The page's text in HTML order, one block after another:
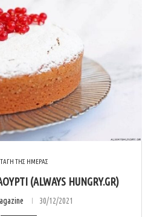
ΤΗΣ ΗΜΕΡΑΣ
(ALWAYS HUNGRY.GR)
30/12/2021